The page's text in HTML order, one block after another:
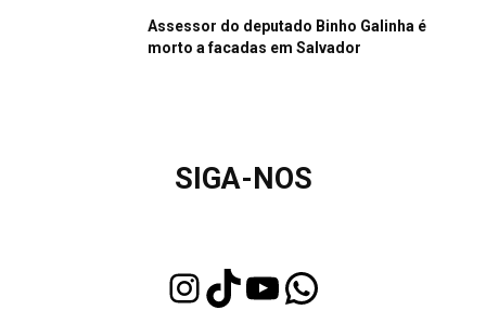
Assessor do deputado Binho Galinha é
morto a facadas em Salvador
SIGA-NOS
InstagramTikTok Youtube WhatsApp